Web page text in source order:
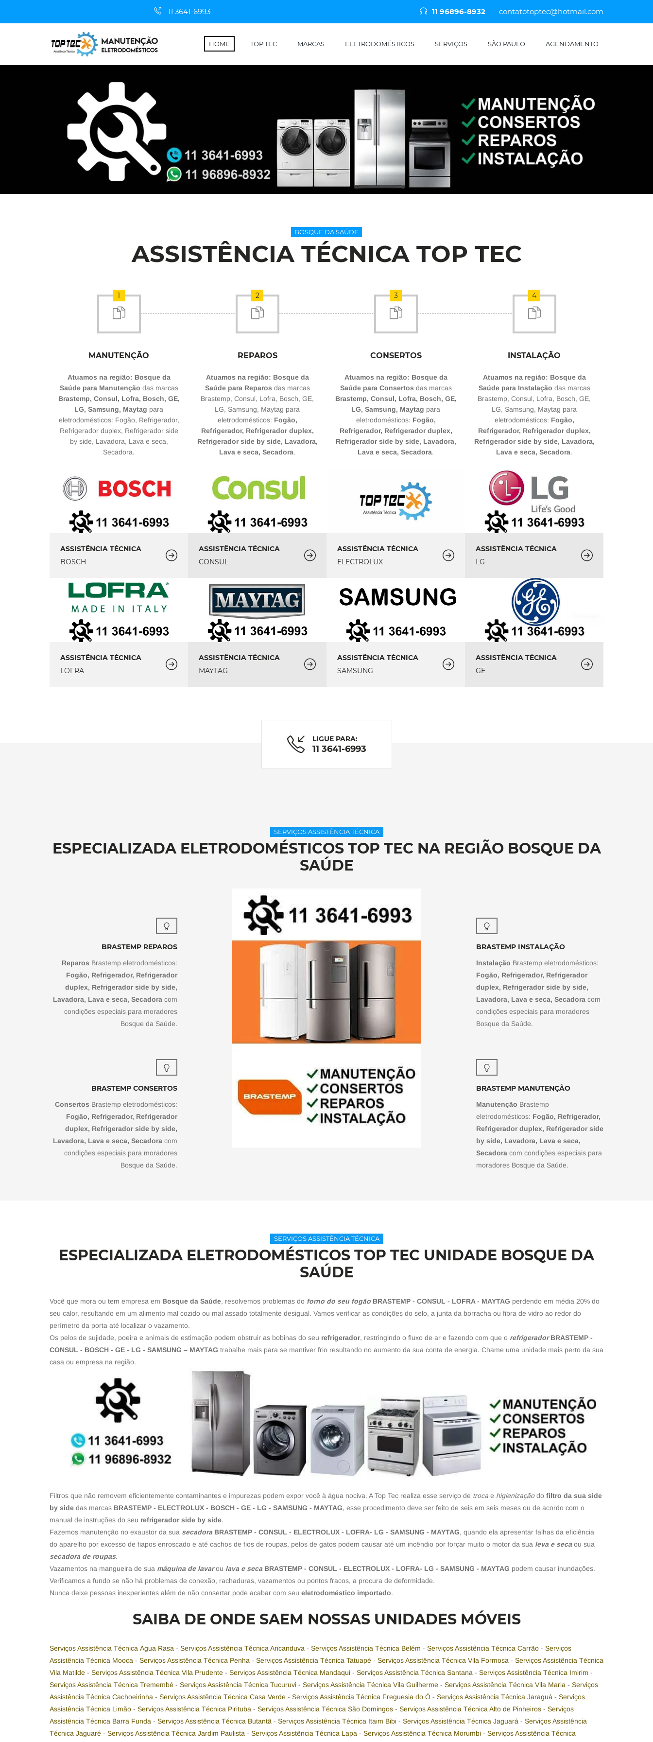
11 3641-6993 11 96896-8932 contatotoptec@hotmail.com
HOME TOP TEC MARCAS ELETRODOMÉSTICOS SERVIÇOS SÃO PAULO AGENDAMENTO
BOSQUE DA SAÚDE
ASSISTÊNCIA TÉCNICA TOP TEC
1
MANUTENÇÃO
Atuamos na região: Bosque da
Saúde para Manutenção das marcas
Brastemp, Consul, Lofra, Bosch, GE,
LG, Samsung, Maytag para
eletrodomésticos: Fogão, Refrigerador,
Refrigerador duplex, Refrigerador side
by side, Lavadora, Lava e seca,
Secadora.
2
REPAROS
Atuamos na região: Bosque da
Saúde para Reparos das marcas
Brastemp, Consul, Lofra, Bosch, GE,
LG, Samsung, Maytag para
eletrodomésticos: Fogão,
Refrigerador, Refrigerador duplex,
Refrigerador side by side, Lavadora,
Lava e seca, Secadora.
3
CONSERTOS
Atuamos na região: Bosque da
Saúde para Consertos das marcas
Brastemp, Consul, Lofra, Bosch, GE,
LG, Samsung, Maytag para
eletrodomésticos: Fogão,
Refrigerador, Refrigerador duplex,
Refrigerador side by side, Lavadora,
Lava e seca, Secadora.
4
INSTALAÇÃO
Atuamos na região: Bosque da
Saúde para Instalação das marcas
Brastemp, Consul, Lofra, Bosch, GE,
LG, Samsung, Maytag para
eletrodomésticos: Fogão,
Refrigerador, Refrigerador duplex,
Refrigerador side by side, Lavadora,
Lava e seca, Secadora.
ASSISTÊNCIA TÉCNICA
BOSCH
ASSISTÊNCIA TÉCNICA
CONSUL
ASSISTÊNCIA TÉCNICA
ELECTROLUX
ASSISTÊNCIA TÉCNICA
LG
ASSISTÊNCIA TÉCNICA
LOFRA
ASSISTÊNCIA TÉCNICA
MAYTAG
ASSISTÊNCIA TÉCNICA
SAMSUNG
ASSISTÊNCIA TÉCNICA
GE
LIGUE PARA:
11 3641-6993
SERVIÇOS ASSISTÊNCIA TÉCNICA
ESPECIALIZADA ELETRODOMÉSTICOS TOP TEC NA REGIÃO BOSQUE DA
SAÚDE
BRASTEMP REPAROS
Reparos Brastemp eletrodomésticos:
Fogão, Refrigerador, Refrigerador
duplex, Refrigerador side by side,
Lavadora, Lava e seca, Secadoracom
condições especiais para moradores
Bosque da Saúde.
BRASTEMP CONSERTOS
Consertos Brastemp eletrodomésticos:
Fogão, Refrigerador, Refrigerador
duplex, Refrigerador side by side,
Lavadora, Lava e seca, Secadoracom
condições especiais para moradores
Bosque da Saúde.
BRASTEMP INSTALAÇÃO
Instalação Brastemp eletrodomésticos:
Fogão, Refrigerador, Refrigerador
duplex, Refrigerador side by side,
Lavadora, Lava e seca, Secadoracom
condições especiais para moradores
Bosque da Saúde.
BRASTEMP MANUTENÇÃO
Manutenção Brastemp
eletrodomésticos: Fogão, Refrigerador,
Refrigerador duplex, Refrigerador side
by side, Lavadora, Lava e seca,
Secadoracom condições especiais para
moradores Bosque da Saúde.
SERVIÇOS ASSISTÊNCIA TÉCNICA
ESPECIALIZADA ELETRODOMÉSTICOS TOP TEC UNIDADE BOSQUE DA
SAÚDE
Você que mora ou tem empresa em Bosque da Saúde, resolvemos problemas do forno do seu fogão BRASTEMP - CONSUL - LOFRA - MAYTAG perdendo em média 20% do
seu calor, resultando em um alimento mal cozido ou mal assado totalmente desigual. Vamos verificar as condições do selo, a junta da borracha ou fibra de vidro ao redor do
perímetro da porta até localizar o vazamento.
Os pelos de sujidade, poeira e animais de estimação podem obstruir as bobinas do seu refrigerador, restringindo o fluxo de ar e fazendo com que o refrigerador BRASTEMP -
CONSUL - BOSCH - GE - LG - SAMSUNG – MAYTAG trabalhe mais para se mantiver frio resultando no aumento da sua conta de energia. Chame uma unidade mais perto da sua
casa ou empresa na região.
Filtros que não removem eficientemente contaminantes e impurezas podem expor você à água nociva. A Top Tec realiza esse serviço de troca e higienizaçãodo filtro da sua side
by side das marcas BRASTEMP - ELECTROLUX - BOSCH - GE - LG - SAMSUNG - MAYTAG, esse procedimento deve ser feito de seis em seis meses ou de acordo com o
manual de instruções do seu refrigerador side by side.
Fazemos manutenção no exaustor da sua secadora BRASTEMP - CONSUL - ELECTROLUX - LOFRA- LG - SAMSUNG - MAYTAG, quando ela apresentar falhas da eficiência
do aparelho por excesso de fiapos enroscado e até cachos de fios de roupas, pelos de gatos podem causar até um incêndio por forçar muito o motor da sua leva e seca ou sua
secadora de roupas.
Vazamentos na mangueira de sua máquina de lavarou lava e seca BRASTEMP - CONSUL - ELECTROLUX - LOFRA- LG - SAMSUNG - MAYTAG podem causar inundações.
Verificamos a fundo se não há problemas de conexão, rachaduras, vazamentos ou pontos fracos, a procura de deformidade.
Nunca deixe pessoas inexperientes além de não consertar pode acabar com seu eletrodoméstico importado.
SAIBA DE ONDE SAEM NOSSAS UNIDADES MÓVEIS
Serviços Assistência Técnica Água Rasa - Serviços Assistência Técnica Aricanduva - Serviços Assistência Técnica Belém - Serviços Assistência Técnica Carrão - Serviços
Assistência Técnica Mooca - Serviços Assistência Técnica Penha - Serviços Assistência Técnica Tatuapé - Serviços Assistência Técnica Vila Formosa - Serviços Assistência Técnica
Vila Matilde - Serviços Assistência Técnica Vila Prudente - Serviços Assistência Técnica Mandaqui - Serviços Assistência Técnica Santana - Serviços Assistência Técnica Imirim -
Serviços Assistência Técnica Tremembé - Serviços Assistência Técnica Tucuruvi - Serviços Assistência Técnica Vila Guilherme - Serviços Assistência Técnica Vila Maria - Serviços
Assistência Técnica Cachoeirinha - Serviços Assistência Técnica Casa Verde - Serviços Assistência Técnica Freguesia do Ó - Serviços Assistência Técnica Jaraguá - Serviços
Assistência Técnica Limão - Serviços Assistência Técnica Pirituba - Serviços Assistência Técnica São Domingos - Serviços Assistência Técnica Alto de Pinheiros - Serviços
Assistência Técnica Barra Funda - Serviços Assistência Técnica Butantã - Serviços Assistência Técnica Itaim Bibi - Serviços Assistência Técnica Jaguará - Serviços Assistência
Técnica Jaguaré - Serviços Assistência Técnica Jardim Paulista - Serviços Assistência Técnica Lapa - Serviços Assistência Técnica Morumbi - Serviços Assistência Técnica